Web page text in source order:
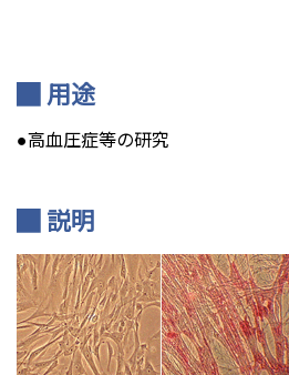
用途
●高血圧症等の研究
説明